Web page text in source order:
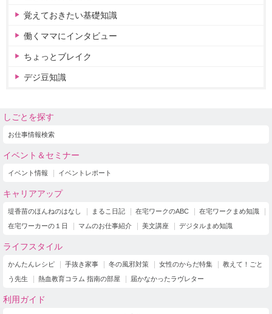
覚えておきたい基礎知識
働くママにインタビュー
ちょっとブレイク
デジ豆知識
しごとを探す
お仕事情報検索
イベント＆セミナー
イベント情報 イベントレポート
キャリアアップ
堤香苗のほんねのはなし まるこ日記 在宅ワークのABC
在宅ワークまめ知識
在宅ワーカーの１日
マムのお仕事紹介 美文講座 デジタルまめ知識
ライフスタイル
かんたんレシピ 手抜き家事 冬の風邪対策 女性のからだ特集
教えて！ごと
う先生
熱血教育コラム 指南の部屋 届かなかったラヴレター
利用ガイド